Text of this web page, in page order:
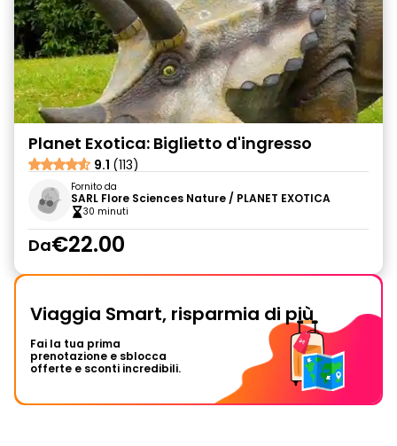
Planet Exotica: Biglietto d'ingresso
9.1 (113)
Fornito da
SARL Flore Sciences Nature / PLANET EXOTICA
30 minuti
Da€22.00
Viaggia Smart, risparmia di più
Fai la tua prima
prenotazione e sblocca
offerte e sconti incredibili.